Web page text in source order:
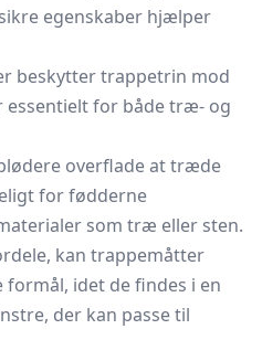
egenskaber hjælper
beskyttertrappetrin mod
essentielt for både træ- og
overflade at træde
for fødderne
som træ eller sten.
kan trappemåtter
idet de findes i en
der kan passe til